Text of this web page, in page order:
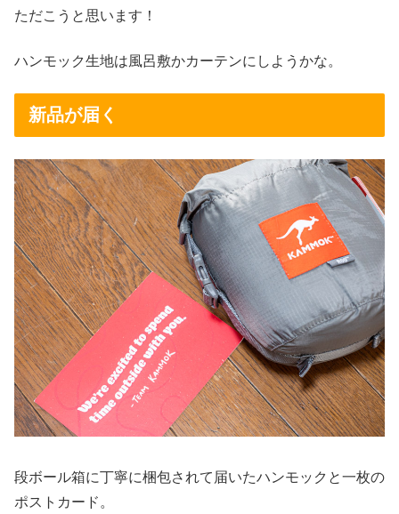
ただこうと思います！
ハンモック生地は風呂敷かカーテンにしようかな。
新品が届く
段ボール箱に丁寧に梱包されて届いたハンモックと一枚の
ポストカード。